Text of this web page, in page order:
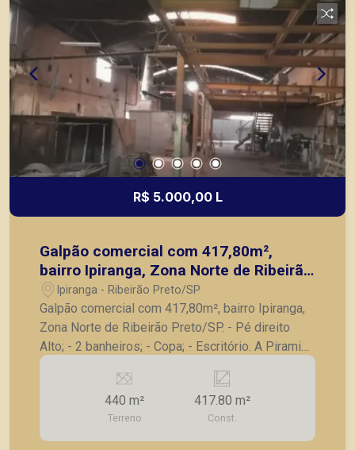
R$ 5.000,00 L
Galpão comercial com 417,80m²,
bairro Ipiranga, Zona Norte de Ribeirão
Preto/SP.
Ipiranga - Ribeirão Preto/SP
Galpão comercial com 417,80m², bairro Ipiranga,
Zona Norte de Ribeirão Preto/SP. - Pé direito
Alto; - 2 banheiros; - Copa; - Escritório. A Piramid
tem como objetivo atender seus clientes com
agilidade e segurança, em locação, vendas de
imóveis prontos, usados ou mesmo nos
principais lançamentos da cidade de Ribeirão
Preto.
440 m²
Terreno
417.80 m²
Const.